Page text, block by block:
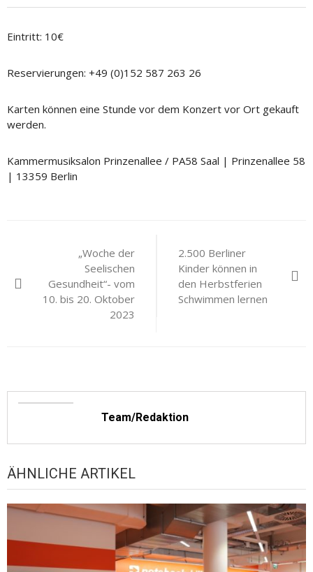
Eintritt: 10€
Reservierungen: +49 (0)152 587 263 26
Karten können eine Stunde vor dem Konzert vor Ort gekauft
werden.
Kammermusiksalon Prinzenallee / PA58 Saal | Prinzenallee 58
| 13359 Berlin
„Woche der
Seelischen
Gesundheit“- vom
10. bis 20. Oktober
2023
2.500 Berliner
Kinder können in
den Herbstferien
Schwimmen lernen
Team/Redaktion
ÄHNLICHE ARTIKEL